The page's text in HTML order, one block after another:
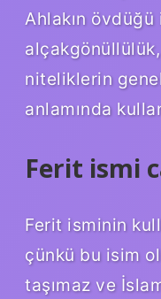
Ahlakın
niteliklerin
anlamında
Ferit ismi
Ferit isminin
çünkü bu isim
taşımaz ve